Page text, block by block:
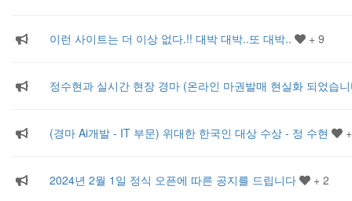
이런 사이트는 더 이상 없다.!! 대박 대박..또 대박.. + 9
정수현과 실시간 현장 경마 (온라인 마권발매 현실화 되었습
(경마 Ai개발 - IT 부문) 위대한 한국인 대상 수상 - 정 수현
2024년 2월 1일 정식 오픈에 따른 공지를 드립니다 + 2